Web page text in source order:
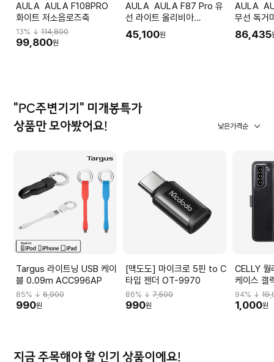
AULA AULA F108PRO
화이트 저소음로즈축
13% ↓ 114,800
99,800원
AULA AULA F87 Pro 유
선 라이트 올리비아
LEOBOG 세이야축 독거미
한글 기계식 키보드 국내 정
45,100원
AULA AULA F87 Pro 유
무선 독거
보드 펀키
비아 화이
86,435
"PC주변기기" 미개봉특가
상품만 모아봤어요!
낮은가격순
Targus 라이트닝 USB 케이
블 0.09m ACC996AP
85% ↓ 6,900
990원
[맥도도] 마이크로 5핀 to C
타입 젠더 OT-9970
86% ↓7,500
990원
CELLY 월
케이스 갤
CAS-
94% ↓
1,000원
지금 주목해야 할 인기 상품이에요!